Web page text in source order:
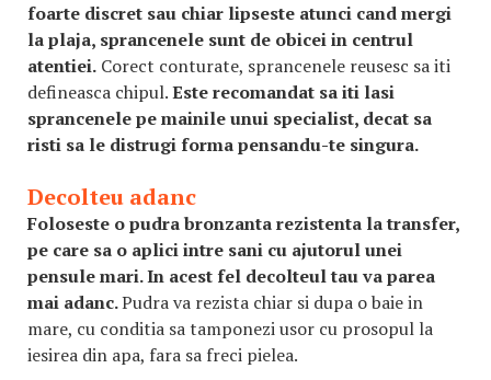
foarte discret sau chiar lipseste atunci cand mergi
la plaja, sprancenele sunt de obicei in centrul
atentiei. Corect conturate, sprancenele reusesc sa iti
defineasca chipul.Este recomandat sa iti lasi
sprancenele pe mainile unui specialist, decat sa
risti sa le distrugi forma pensandu-te singura.
Decolteu adanc
Foloseste o pudra bronzanta rezistenta la transfer,
pe care sa o aplici intre sani cu ajutorul unei
pensule mari. In acest fel decolteul tau va parea
mai adanc.Pudra va rezista chiar si dupa o baie in
mare, cu conditia sa tamponezi usor cu prosopul la
iesirea din apa, fara sa freci pielea.